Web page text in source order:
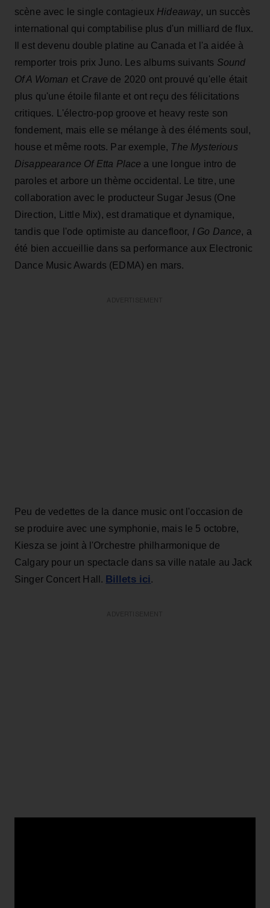
scène avec le single contagieux Hideaway, un succès
international qui comptabilise plus d'un milliard de flux.
Il est devenu double platine au Canada et l'a aidée à
remporter trois prix Juno. Les albums suivants Sound
Of A Woman et Crave de 2020 ont prouvé qu'elle était
plus qu'une étoile filante et ont reçu des félicitations
critiques. L'électro-pop groove et heavy reste son
fondement, mais elle se mélange à des éléments soul,
house et même roots. Par exemple, The Mysterious
Disappearance Of Etta Place a une longue intro de
paroles et arbore un thème occidental. Le titre, une
collaboration avec le producteur Sugar Jesus (One
Direction, Little Mix), est dramatique et dynamique,
tandis que l'ode optimiste au dancefloor, I Go Dance, a
été bien accueillie dans sa performance aux Electronic
Dance Music Awards (EDMA) en mars.
Peu de vedettes de la dance music ont l'occasion de
se produire avec une symphonie, mais le 5 octobre,
Kiesza se joint à l'Orchestre philharmonique de
Calgary pour un spectacle dans sa ville natale au Jack
Singer Concert Hall. Billets ici.